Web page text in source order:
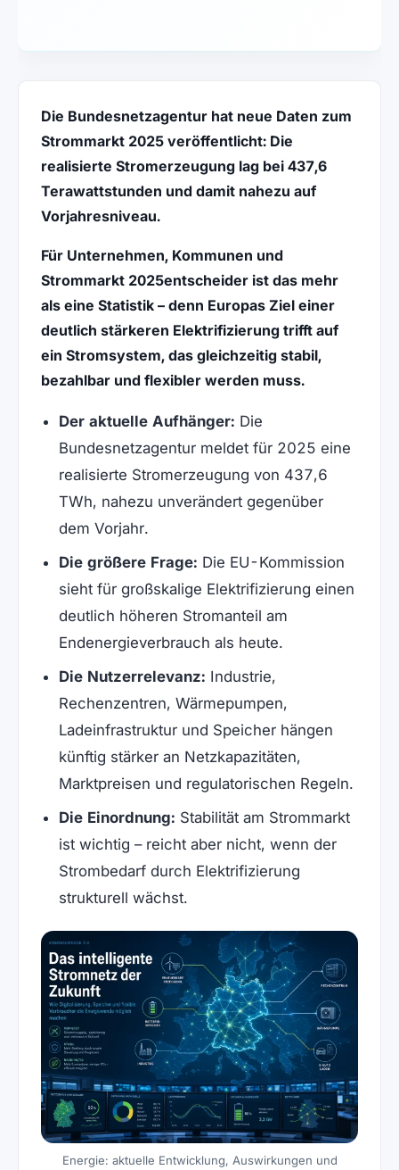
Die Bundesnetzagentur hat neue Daten zum
Strommarkt 2025 veröffentlicht: Die
realisierte Stromerzeugung lag bei 437,6
Terawattstunden und damit nahezu auf
Vorjahresniveau.
Für Unternehmen, Kommunen und
Strommarkt 2025entscheider ist das mehr
als eine Statistik – denn Europas Ziel einer
deutlich stärkeren Elektrifizierung trifft auf
ein Stromsystem, das gleichzeitig stabil,
bezahlbar und flexibler werden muss.
Der aktuelle Aufhänger: Die
Bundesnetzagentur meldet für 2025 eine
realisierte Stromerzeugung von 437,6
TWh, nahezu unverändert gegenüber
dem Vorjahr.
Die größere Frage: Die EU-Kommission
sieht für großskalige Elektrifizierung einen
deutlich höheren Stromanteil am
Endenergieverbrauch als heute.
Die Nutzerrelevanz: Industrie,
Rechenzentren, Wärmepumpen,
Ladeinfrastruktur und Speicher hängen
künftig stärker an Netzkapazitäten,
Marktpreisen und regulatorischen Regeln.
Die Einordnung: Stabilität am Strommarkt
ist wichtig – reicht aber nicht, wenn der
Strombedarf durch Elektrifizierung
strukturell wächst.
Energie: aktuelle Entwicklung, Auswirkungen und